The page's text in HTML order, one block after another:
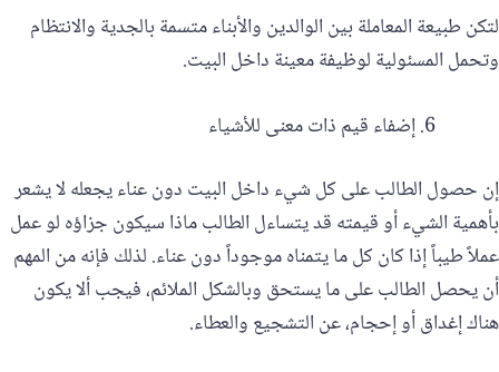
لتكن طبيعة المعاملة بين الوالدين والأبناء متسمة بالجدية والانتظام
وتحمل المسئولية لوظيفة معينة داخل البيت.
إضفاء قيم ذات معنى للأشياء
إن حصول الطالب على كل شيء داخل البيت دون عناء يجعله لا يشعر
بأهمية الشيء أو قيمته قد يتساءل الطالب ماذا سيكون جزاؤه لو عمل
عملاً طيباً إذا كان كل ما يتمناه موجوداً دون عناء. لذلك فإنه من المهم
أن يحصل الطالب على ما يستحق وبالشكل الملائم، فيجب ألا يكون
هناك إغداق أو إحجام، عن التشجيع والعطاء.